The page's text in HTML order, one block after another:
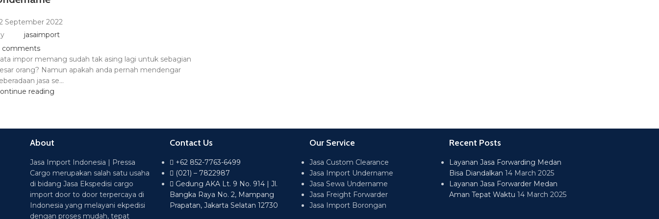
September 2022
jasaimport
comments
impor memang sudah tak asing lagi untuk sebagian
orang? Namun apakah anda pernah mendengar
jasa se...
reading
About
Jasa Import Indonesia | Pressa
Cargo merupakan salah satu usaha
di bidang Jasa Ekspedisi cargo
import door to door terpercaya di
Indonesia yang melayani ekpedisi
dengan proses mudah, tepat
Contact Us
+62 852-7763-6499
(021) – 7822987
Gedung AKA Lt. 9 No. 914 | Jl.
Bangka Raya No. 2, Mampang
Prapatan, Jakarta Selatan 12730
Our Service
Jasa Custom Clearance
Jasa Import Undername
Jasa Sewa Undername
Jasa Freight Forwarder
Jasa Import Borongan
Recent Posts
Layanan Jasa Forwarding Medan
Bisa Diandalkan 14 March 2025
Layanan Jasa Forwarder Medan
Aman Tepat Waktu 14 March 2025